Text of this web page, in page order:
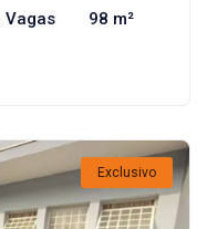
Vagas 98 m²
Exclusivo